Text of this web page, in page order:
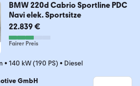
BMW 220d Cabrio Sportline PDC
Navi elek. Sportsitze
22.839 €
Fairer Preis
• 140 kW (190 PS) • Diesel
GmbH